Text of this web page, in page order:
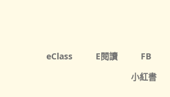
eClass E閱讀 FB
小紅書